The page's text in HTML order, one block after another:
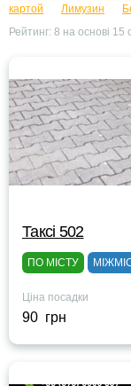
картой
Лимузин
Рейтинг: 8 на основі 15
Таксі 502
ПО МІСТУ
Ціна посадки
90 грн